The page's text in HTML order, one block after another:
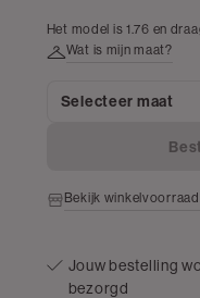
Het model is 1.76 en
Wat is mijn maat?
Selecteer maat
Bekijk winkelvoorraad
Jouw bestelling
bezorgd